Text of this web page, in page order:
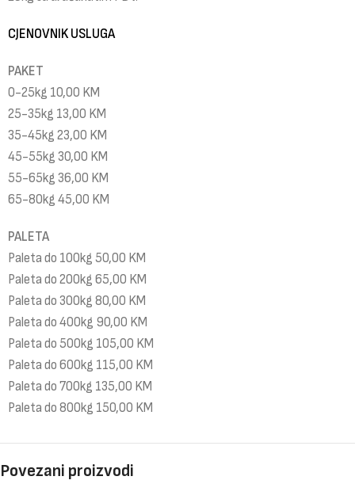
CJENOVNIK USLUGA
PAKET
0-25kg 10,00 KM
25-35kg 13,00 KM
35-45kg 23,00 KM
45-55kg 30,00 KM
55-65kg 36,00 KM
65-80kg 45,00 KM
PALETA
Paleta do 100kg 50,00 KM
Paleta do 200kg 65,00 KM
Paleta do 300kg 80,00 KM
Paleta do 400kg 90,00 KM
Paleta do 500kg 105,00 KM
Paleta do 600kg 115,00 KM
Paleta do 700kg 135,00 KM
Paleta do 800kg 150,00 KM
Povezani proizvodi